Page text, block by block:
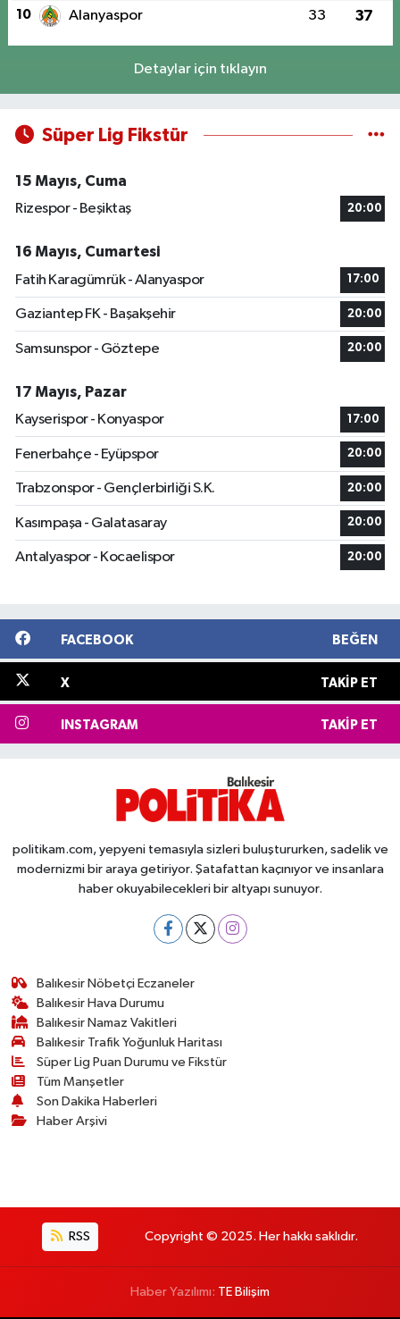
10 Alanyaspor 33 37
Detaylar için tıklayın
Süper Lig Fikstür
15 Mayıs, Cuma
Rizespor - Beşiktaş
20:00
16 Mayıs, Cumartesi
Fatih Karagümrük - Alanyaspor
17:00
Gaziantep FK - Başakşehir 20:00
Samsunspor - Göztepe 20:00
17 Mayıs, Pazar
Kayserispor - Konyaspor
17:00
Fenerbahçe - Eyüpspor 20:00
Trabzonspor - Gençlerbirliği S.K. 20:00
Kasımpaşa - Galatasaray 20:00
Antalyaspor - Kocaelispor 20:00
FACEBOOK BEĞEN
X TAKIP ET
INSTAGRAM TAKIP ET
politikam.com, yepyeni temasıyla sizleri buluştururken, sadelik ve
modernizmi bir araya getiriyor. Şatafattan kaçınıyor ve insanlara
haber okuyabilecekleri bir altyapı sunuyor.
Balıkesir Nöbetçi Eczaneler
Balıkesir Hava Durumu
Balıkesir Namaz Vakitleri
Balıkesir Trafik Yoğunluk Haritası
Süper Lig Puan Durumu ve Fikstür
Tüm Manşetler
Son Dakika Haberleri
Haber Arşivi
RSS Copyright © 2025. Her hakkı saklıdır.
Haber Yazılımı: TE Bilişim